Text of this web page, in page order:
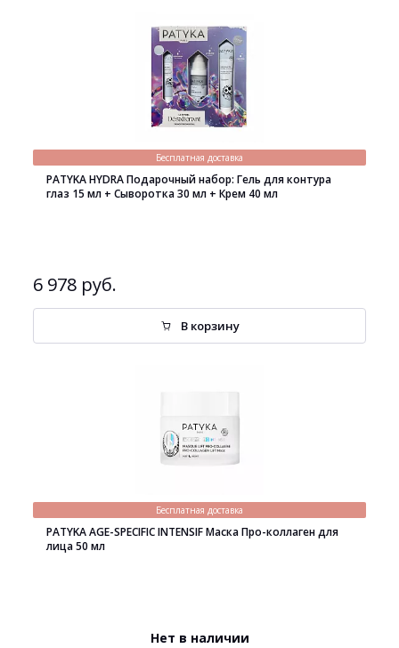
Бесплатная доставка
PATYKA HYDRA Подарочный набор: Гель для контура
глаз 15 мл + Сыворотка 30 мл + Крем 40 мл
6 978 руб.
В корзину
Бесплатная доставка
PATYKA AGE-SPECIFIC INTENSIF Маска Про-коллаген для
лица 50 мл
Нет в наличии